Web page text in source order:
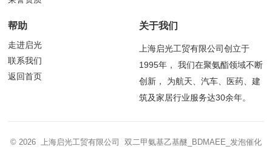
帮助
走进启光
联系我们
返回首页
关于我们
上海启光工贸有限公司创立于
1995年， 我们在聚氨酯领域不断
创新， 为航天、汽车、医药、建
筑及家居行业服务达30余年。
© 2026 上海启光工贸有限公司 双二甲氨基乙基醚_BDMAEE_发泡催化